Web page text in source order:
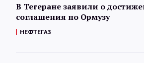
В Тегеране заявили о
соглашения по Ормузу
НЕФТЕГАЗ